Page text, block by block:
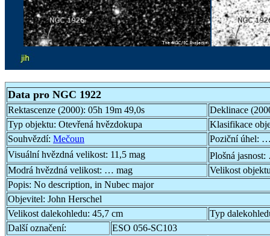
Data pro NGC 1922
Rektascenze (2000): 05h 19m 49,0s
Deklinace
Typ objektu: Otevřená hvězdokupa
Klasifikace
Souhvězdí: Mečoun Poziční úhel: …
Visuální hvězdná velikost: 11,5 mag Plošná jasnost:
Modrá hvězdná velikost: … mag
Velikost
Popis: No description, in Nubec major
Objevitel: John Herschel
Velikost dalekohledu: 45,7 cm
Typ
Další označení:
ESO 056-SC103